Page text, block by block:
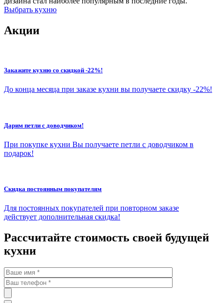
Выбрать кухню
Акции
Закажите кухню со скидкой -22%!
До конца месяца при заказе кухни вы получаете скидку -22%!
Дарим петли с доводчиком!
При покупке кухни Вы получаете петли с доводчиком в
подарок!
Скидка постоянным покупателям
Для постоянных покупателей при повторном заказе
действует дополнительная скидка!
Рассчитайте стоимость своей будущей
кухни